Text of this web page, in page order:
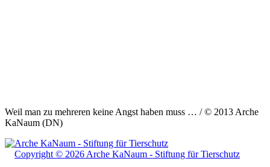
Weil man zu mehreren keine Angst haben muss … / © 2013 Arche
KaNaum (DN)
Copyright © 2026 Arche KaNaum - Stiftung für Tierschutz